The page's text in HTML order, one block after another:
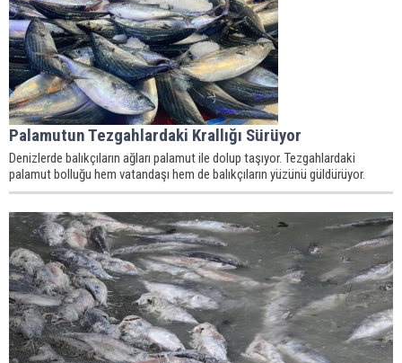
Palamutun Tezgahlardaki Krallığı Sürüyor
Denizlerde balıkçıların ağları palamut ile dolup taşıyor. Tezgahlardaki
palamut bolluğu hem vatandaşı hem de balıkçıların yüzünü güldürüyor.